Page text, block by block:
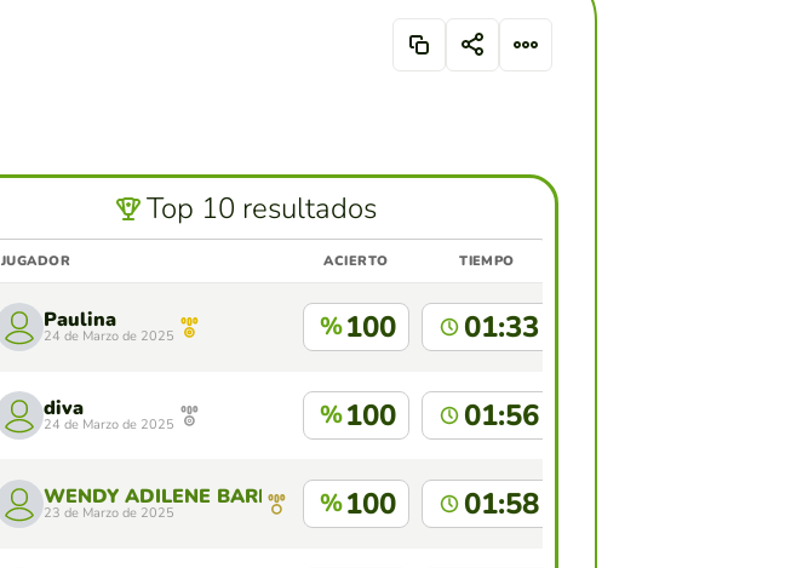
Top 10 resultados
JUGADOR ACIERTO TIEMPO
Paulina
24 de Marzo de 2025 %100 01:33
diva
24 de Marzo de 2025 %100 01:56
WENDY ADILENE BARRIOS LEON
23 de Marzo de 2025 %100 01:58